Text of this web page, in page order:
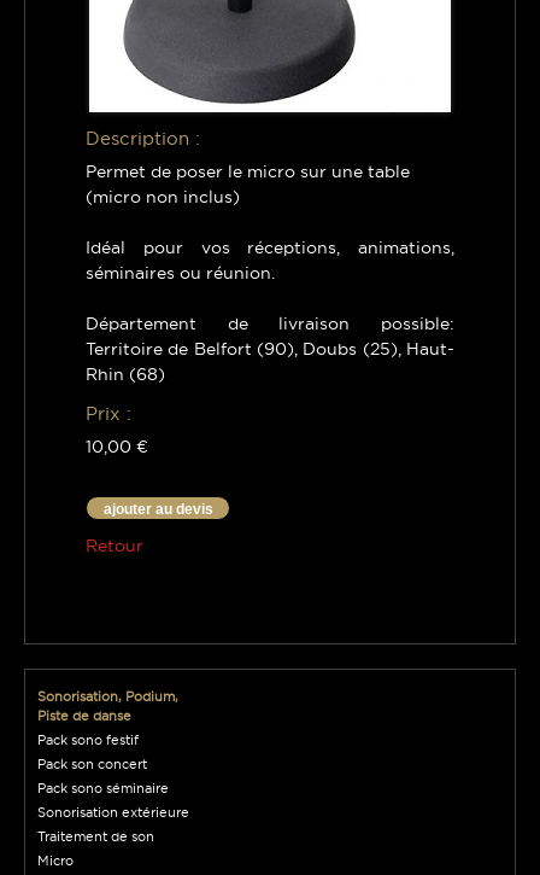
Description :
Permet de poser le micro sur une table
(micro non inclus)
Idéal pour vos réceptions, animations,
séminaires ou réunion.
Département de livraison possible:
Territoire de Belfort (90), Doubs (25), Haut-
Rhin (68)
Prix :
10,00 €
ajouter au devis
Retour
Sonorisation, Podium,
Piste de danse
Pack sono festif
Pack son concert
Pack sono séminaire
Sonorisation extérieure
Traitement de son
Micro